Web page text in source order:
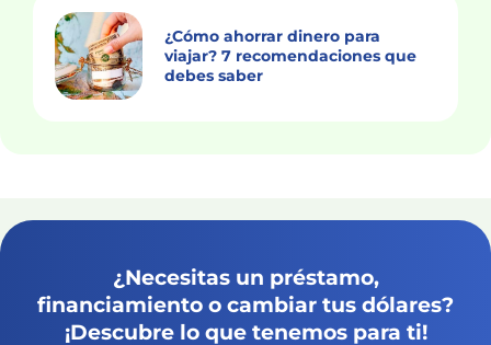
¿Cómo ahorrar dinero para
viajar? 7 recomendaciones que
debes saber
¿Necesitas un préstamo,
financiamiento o cambiar tus dólares?
¡Descubre lo que tenemos para ti!